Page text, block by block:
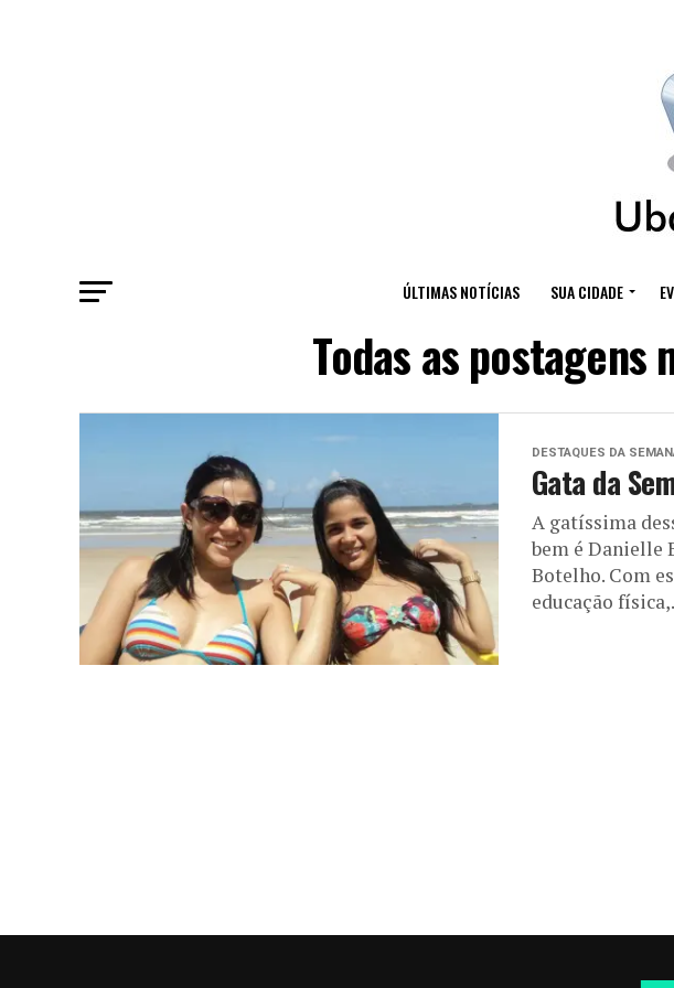
ÚLTIMAS NOTÍCIAS SUA CIDADE
Todas as postagens
DESTAQUES DA
Gata da
A gatíssima
bem é Danielle
Botelho. Com
educação